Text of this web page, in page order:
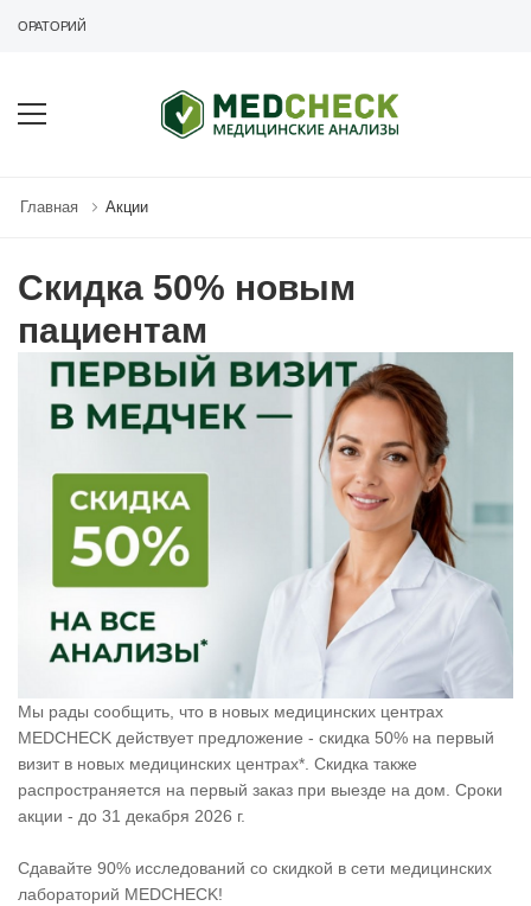
Главная Акции
Скидка 50% новым
пациентам
Мы рады сообщить, что в новых медицинских центрах
MEDCHECK действует предложение - скидка 50% на первый
визит в новых медицинских центрах*. Скидка также
распространяется на первый заказ при выезде на дом. Сроки
акции - до 31 декабря 2026 г.
Сдавайте 90% исследований со скидкой в сети медицинских
лабораторий MEDCHECK!